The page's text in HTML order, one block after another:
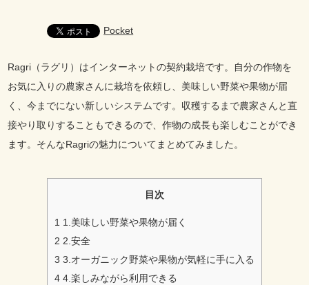
Pocket
Ragri（ラグリ）はインターネットの契約栽培です。自分の作物を
お気に入りの農家さんに栽培を依頼し、美味しい野菜や果物が届
く、今までにない新しいシステムです。収穫するまで農家さんと直
接やり取りすることもできるので、作物の成長も楽しむことができ
ます。そんなRagriの魅力についてまとめてみました。
目次
1 1.美味しい野菜や果物が届く
2 2.安全
3 3.オーガニック野菜や果物が気軽に手に入る
4 4.楽しみながら利用できる